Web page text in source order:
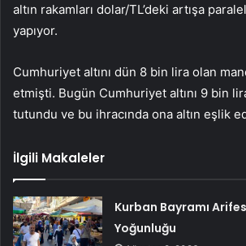
altın rakamları dolar/TL’deki artışa
yapıyor.
Cumhuriyet altını dün 8 bin lira olan
etmişti. Bugün Cumhuriyet altını 9 bin
tutundu ve bu ihracında ona altın eşlik
İlgili Makaleler
Kurban Bayramı
Yoğunluğu